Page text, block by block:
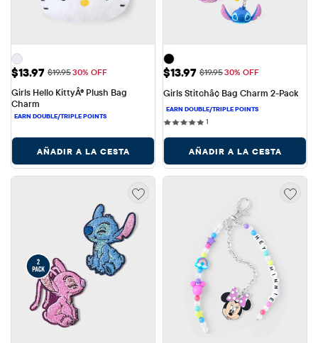
Precio de venta: $13.97
$13.97 Precio original: $19.95
$19.9530% OFF
Girls Hello KittyÂ® Plush Bag
Charm
AÑADIR A LA CESTA
Precio de venta: $13.97
$13.97 Precio original: $19.95
$19.9530% OFF
Girls Stitchâ¢ Bag Charm 2-Pack
1
AÑADIR A LA CESTA